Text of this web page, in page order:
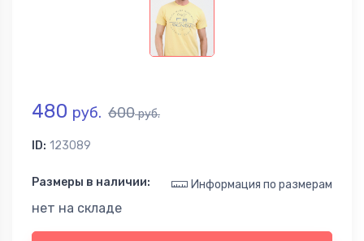
480 руб. 600руб.
ID: 123089
Размеры в наличии: Информация по размерам
нет на складе